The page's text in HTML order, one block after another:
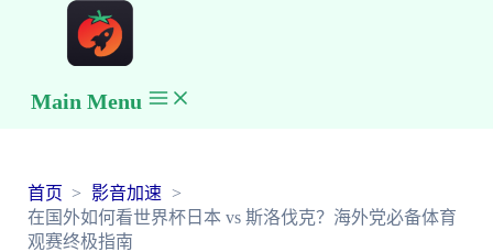
Main Menu
首页
影音加速
在国外如何看世界杯日本 vs 斯洛伐克？海外党必备体育
观赛终极指南